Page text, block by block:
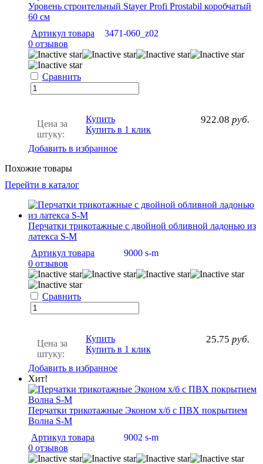
Уровень строительный Stayer Profi Prostabil коробчатый
60 см
Артикул товара
3471-060_z02
0 отзывов
Сравнить
Цена за
штуку:
922.08 руб.
Купить
Купить в 1 клик
Добавить в избранное
Похожие товары
Перейти в каталог
Перчатки трикотажные с двойной обливной ладонью из
латекса S-M
Артикул товара
9000 s-m
0 отзывов
Сравнить
Цена за
штуку:
25.75 руб.
Купить
Купить в 1 клик
Добавить в избранное
Хит!
Перчатки трикотажные Эконом х/б с ПВХ покрытием
Волна S-M
Артикул товара
9002 s-m
0 отзывов